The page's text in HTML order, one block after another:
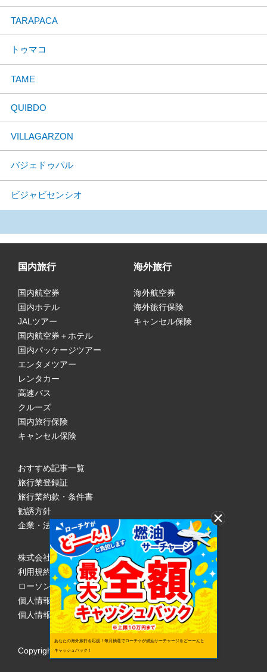
TARAPACA
トゥマコ
TAME
QUIBDO
VILLAGARZON
バジェドゥパル
ビジャビセンシオ
国内旅行
国内航空券
国内ホテル
JALツアー
国内航空券＋ホテル
国内パッケージツアー
エンタメツアー
レンタカー
高速バス
クルーズ
国内旅行保険
キャンセル保険
海外旅行
海外航空券
海外旅行保険
キャンセル保険
おすすめ記事一覧
旅行業登録証
旅行業約款・条件書
勧誘方針
企業・法人のみなさまへ
株式会社ローソンエンタテインメント
利用規約
ローソンWEB会員規約
個人情報の取り扱いについて
個人情報保護方針
Copyright © 1998 Lawson Entertainment, Inc.
あなたの海外旅行を応援！毎月抽選でローチケが燃油サーチャージをどーーんと
キャッシュバック！